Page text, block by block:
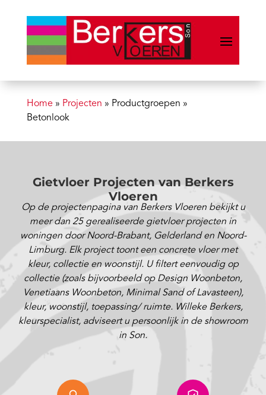
Home» Projecten » Productgroepen »
Betonlook
Gietvloer Projecten van Berkers
Vloeren
Op de projectenpagina van Berkers Vloeren bekijkt u
meer dan 25 gerealiseerde gietvloer projecten in
woningen door Noord-Brabant, Gelderland en Noord-
Limburg. Elk project toont een concrete vloer met
kleur, collectie en woonstijl. U filtert eenvoudig op
collectie (zoals bijvoorbeeld op Design Woonbeton,
Venetiaans Woonbeton, Minimal Sand of Lavasteen),
kleur, woonstijl, toepassing/ ruimte. Willeke Berkers,
kleurspecialist, adviseert u persoonlijk in de showroom
in Son.